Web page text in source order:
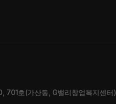
701호(가산동, G밸리창업복지센터)